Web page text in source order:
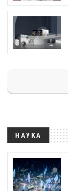
НАУКА